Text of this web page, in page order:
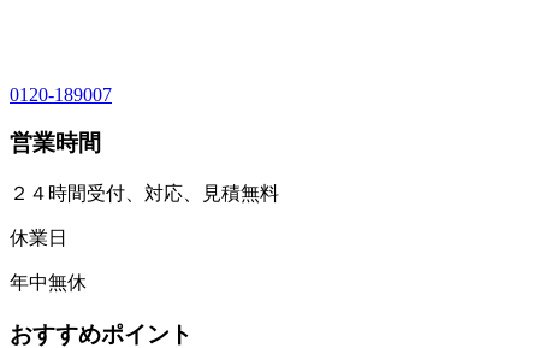
0120-189007
営業時間
２４時間受付、対応、見積無料
休業日
年中無休
おすすめポイント